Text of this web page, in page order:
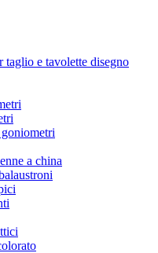
taglio e tavolette disegno
a china